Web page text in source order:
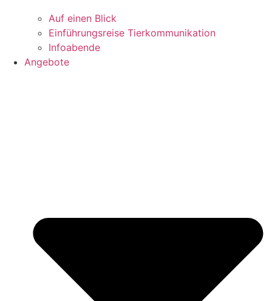
Auf einen Blick
Einführungsreise Tierkommunikation
Infoabende
Angebote